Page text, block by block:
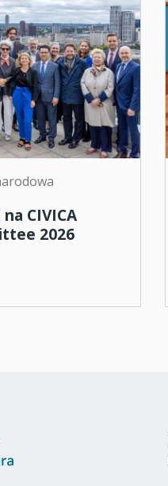
na CIVICA
2026